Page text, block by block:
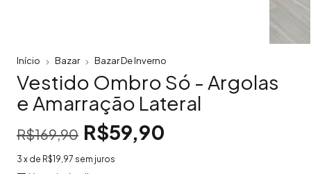
Início Bazar Bazar De Inverno
Vestido Ombro Só - Argolas
e Amarração Lateral
R$169,90 R$59,90
3 x de R$19,97 sem juros